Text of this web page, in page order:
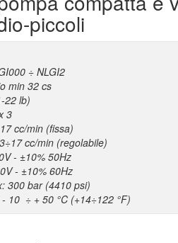
piccoli
÷ NLGI2
cs
22 lb)
3
cc/min (fissa)
(regolabile)
- ±10% 50Hz
60Hz
300 bar (4410 psi)
10 ÷ + 50 °C (+14÷122 °F)